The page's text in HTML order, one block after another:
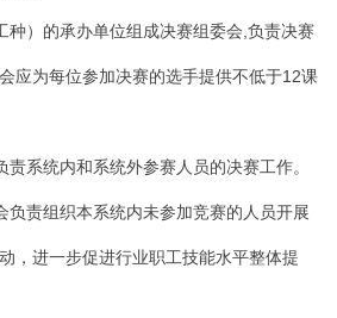
种）的承办单位组成决赛组委会,负责决赛
应为每位参加决赛的选手提供不低于12课
责系统内和系统外参赛人员的决赛工作。
负责组织本系统内未参加竞赛的人员开展
，进一步促进行业职工技能水平整体提